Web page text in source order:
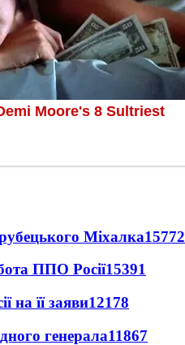
Міхалка15772
ППО Росії15391
на її заяви12178
генерала11867